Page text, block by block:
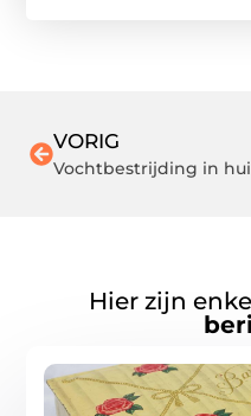
VORIG
Hier zijn